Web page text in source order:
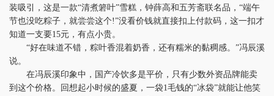
装吸引，这是一款“清煮箬叶”雪糕，钟薛高和五芳斋联名品，“端午
节也没吃粽子，就尝尝这个!”没看价钱就直接扣上付款码，这一扣才
知道一支要15元，有点小贵。
“好在味道不错，粽叶香混着奶香，还有糯米的黏稠感。”冯辰溪
说。
在冯辰溪印象中，国产冷饮多是平价，只有少数外资品牌能卖
到这个价格。回想起小时候的盛夏，一袋1毛钱的“冰袋”就能让他笑